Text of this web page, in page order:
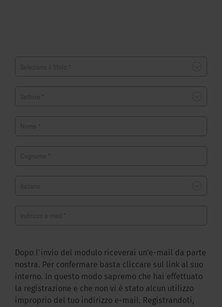
Dopo l'invio del modulo riceverai un'e-mail da parte
nostra. Per confermare basta cliccare sul link al suo
interno. In questo modo sapremo che hai effettuato
la registrazione e che non vi è stato alcun utilizzo
improprio del tuo indirizzo e-mail. Registrandoti,